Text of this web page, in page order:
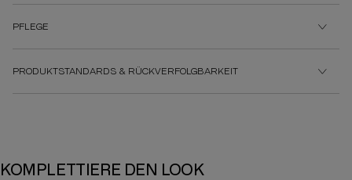
PFLEGE
PRODUKTSTANDARDS & RÜCKVERFOLGBARKEIT
KOMPLETTIERE DEN LOOK